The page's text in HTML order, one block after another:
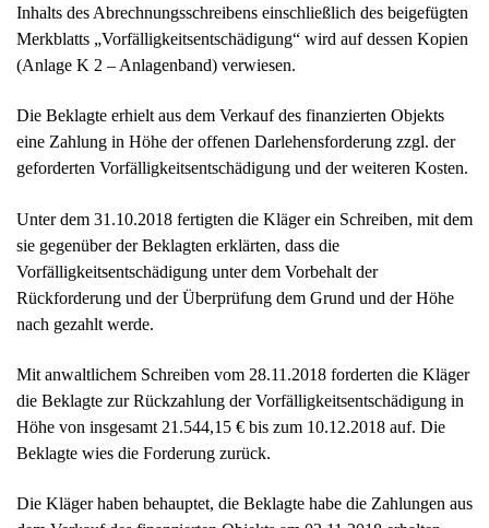
Unter dem 31.10.2018 fertigten die Kläger ein Schreiben, mit dem
sie gegenüber der Beklagten erklärten, dass die
Vorfälligkeitsentschädigung unter dem Vorbehalt der
nach gezahlt werde.
Mit anwaltlichem Schreiben vom 28.11.2018 forderten die Kläger
Höhe von insgesamt 21.544,15 € bis zum 10.12.2018 auf. Die
Beklagte wies die Forderung zurück.
Die Kläger haben behauptet, die Beklagte habe die Zahlungen aus
dem Verkauf des finanzierten Objekts am 02.11.2018 erhalten.
Sie haben die Auffassung vertreten, sie hätten mit ihrem Schreiben
vom 29.07.2018 die Absicht der vorzeitigen Kündigung der
Darlehensverträge lediglich angekündigt, jedoch weder mit
diesem Schreiben noch zu einem späteren Zeitpunkt die
der Beklagten auf Vorfälligkeitsentschädigung sei nach § 502